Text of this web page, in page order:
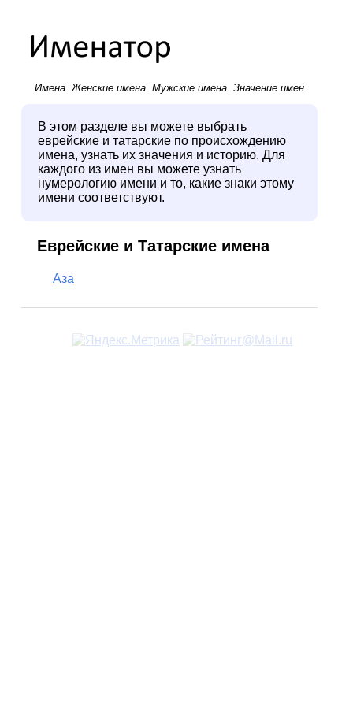
Имена.Женские имена. Мужские имена. Значение имен.
В этом разделе вы можете выбрать
еврейские и татарские по происхождению
имена, узнать их значения и историю. Для
каждого из имен вы можете узнать
нумерологию имени и то, какие знаки этому
имени соответствуют.
Еврейские и Татарские имена
Аза